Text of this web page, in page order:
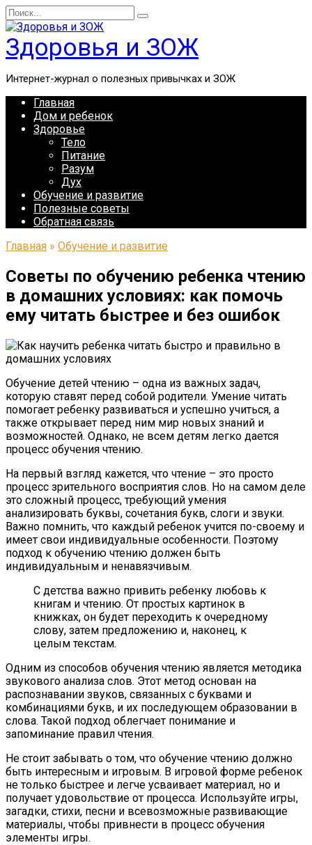
Перейти
к
содержанию
Search
for:
Здоровья и ЗОЖ
Интернет-журнал о полезных привычках и ЗОЖ
Главная
Дом и ребенок
Здоровье
Тело
Питание
Разум
Дух
Обучение и развитие
Полезные советы
Обратная связь
Главная » Обучение и развитие
Советы по обучению ребенка чтению
в домашних условиях: как помочь
ему читать быстрее и без ошибок
Обучение детей чтению – одна из важных задач,
которую ставят перед собой родители. Умение читать
помогает ребенку развиваться и успешно учиться, а
также открывает перед ним мир новых знаний и
возможностей. Однако, не всем детям легко дается
процесс обучения чтению.
На первый взгляд кажется, что чтение – это просто
процесс зрительного восприятия слов. Но на самом деле
это сложный процесс, требующий умения
анализировать буквы, сочетания букв, слоги и звуки.
Важно помнить, что каждый ребенок учится по-своему и
имеет свои индивидуальные особенности. Поэтому
подход к обучению чтению должен быть
индивидуальным и ненавязчивым.
С детства важно привить ребенку любовь к
книгам и чтению. От простых картинок в
книжках, он будет переходить к очередному
слову, затем предложению и, наконец, к
целым текстам.
Одним из способов обучения чтению является методика
звукового анализа слов. Этот метод основан на
распознавании звуков, связанных с буквами и
комбинациями букв, и их последующем образовании в
слова. Такой подход облегчает понимание и
запоминание правил чтения.
Не стоит забывать о том, что обучение чтению должно
быть интересным и игровым. В игровой форме ребенок
не только быстрее и легче усваивает материал, но и
получает удовольствие от процесса. Используйте игры,
загадки, стихи, песни и всевозможные развивающие
материалы, чтобы привнести в процесс обучения
элементы игры.